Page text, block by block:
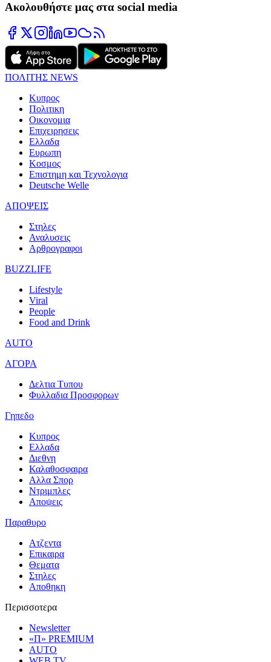
Ακολουθήστε μας στα social media
ΠΟΛΙΤΗΣ NEWS
Κυπρος
Πολιτικη
Οικονομια
Επιχειρησεις
Ελλαδα
Ευρωπη
Κοσμος
Επιστημη και Τεχνολογια
Deutsche Welle
ΑΠΟΨΕΙΣ
Στηλες
Αναλυσεις
Αρθρογραφοι
BUZZLIFE
Lifestyle
Viral
People
Food and Drink
AUTO
ΑΓΟΡΑ
Δελτια Τυπου
Φυλλαδια Προσφορων
Γηπεδο
Κυπρος
Ελλαδα
Διεθνη
Καλαθοσφαιρα
Αλλα Σπορ
Ντριμπλες
Αποψεις
Παραθυρο
Ατζεντα
Επικαιρα
Θεματα
Στηλες
Αποθηκη
Περισσοτερα
Newsletter
«Π» PREMIUM
AUTO